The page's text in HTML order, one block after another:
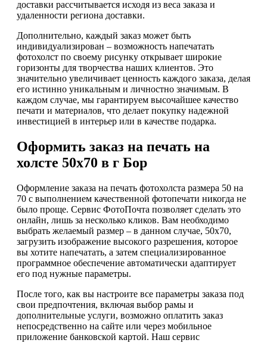
доставки рассчитывается исходя из веса заказа и
удаленности региона доставки.
Дополнительно, каждый заказ может быть
индивидуализирован – возможность напечатать
фотохолст по своему рисунку открывает широкие
горизонты для творчества наших клиентов. Это
значительно увеличивает ценность каждого заказа, делая
его истинно уникальным и личностно значимым. В
каждом случае, мы гарантируем высочайшее качество
печати и материалов, что делает покупку надежной
инвестицией в интерьер или в качестве подарка.
Оформить заказ на печать на
холсте 50х70 в г Бор
Оформление заказа на печать фотохолста размера 50 на
70 с выполнением качественной фотопечати никогда не
было проще. Сервис ФотоПочта позволяет сделать это
онлайн, лишь за несколько кликов. Вам необходимо
выбрать желаемый размер – в данном случае, 50х70,
загрузить изображение высокого разрешения, которое
вы хотите напечатать, а затем специализированное
программное обеспечение автоматически адаптирует
его под нужные параметры.
После того, как вы настроите все параметры заказа под
свои предпочтения, включая выбор рамы и
дополнительные услуги, возможно оплатить заказ
непосредственно на сайте или через мобильное
приложение банковской картой. Наш сервис